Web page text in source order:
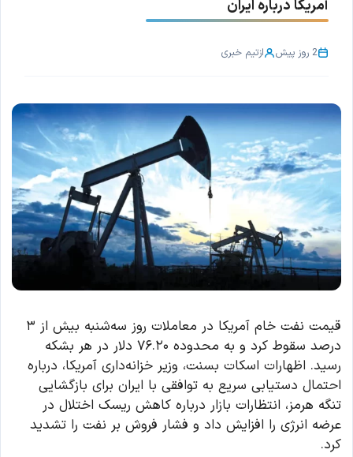
آمریکا درباره ایران
2 روز پیش ازتیم خبری
قیمت نفت خام آمریکا در معاملات روز سه‌شنبه بیش از ۳
درصد سقوط کرد و به محدوده ۷۶.۲۰ دلار در هر بشکه
رسید. اظهارات اسکات بسنت، وزیر خزانه‌داری آمریکا، درباره
احتمال دستیابی سریع به توافقی با ایران برای بازگشایی
تنگه هرمز، انتظارات بازار درباره کاهش ریسک اختلال در
عرضه انرژی را افزایش داد و فشار فروش بر نفت را تشدید
کرد.